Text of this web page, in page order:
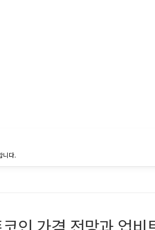
니다.